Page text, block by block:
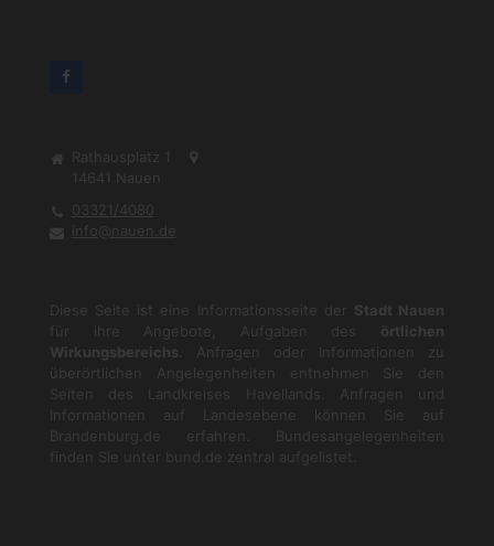
Rathausplatz 1
14641
Nauen
03321/4080
info@nauen.de
Diese Seite ist eine Informationsseite der Stadt Nauen
für ihre Angebote, Aufgaben des örtlichen
Wirkungsbereichs . Anfragen oder Informationen zu
überörtlichen Angelegenheiten entnehmen Sie den
Seiten des Landkreises Havellands. Anfragen und
Informationen auf Landesebene können Sie auf
Brandenburg.de
erfahren. Bundesangelegenheiten
finden Sie unter
bund.de zentral aufgelistet.